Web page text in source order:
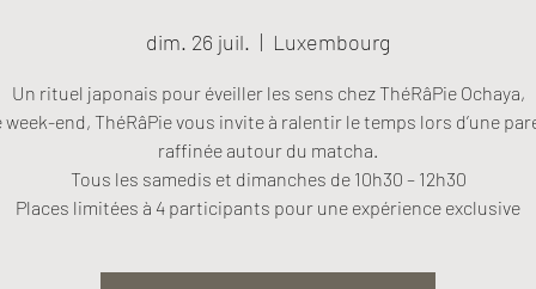
dim. 26 juil.
  |
Luxembourg
Un rituel japonais pour éveiller les sens chez ThéRâPie Ochaya,
week-end, ThéRâPie vous invite à ralentir le temps lors d’une
raffinée autour du matcha.
Tous les samedis et dimanches de 10h30 – 12h30
Places limitées à 4 participants pour une expérience exclusive